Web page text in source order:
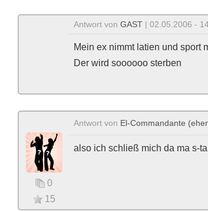
Antwort von GAST | 02.05.2006 -
Mein ex nimmt latien und sport
Der wird soooooo sterben
0
15
Antwort von El-Commandante
also ich schließ mich da ma s-